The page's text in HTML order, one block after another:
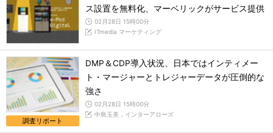
ス設置を無料化、マーベリックがサービス提供
02月28日 15時00分
ITmedia マーケティング
調査リポート
DMP＆CDP導入状況、日本ではインティメー
ト・マージャーとトレジャーデータが圧倒的な
強さ
02月28日 15時00分
中島玉美，インターアローズ